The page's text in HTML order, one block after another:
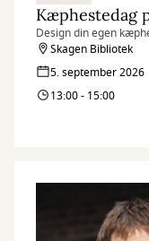
Kæphestedag
Design din egen
Skagen Bibliotek
5. september 2026
13:00 - 15:00